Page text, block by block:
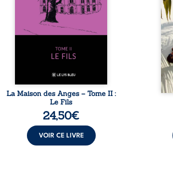
redoute les visites, le passé
encombrant d’Anatole-
Eustache, la malédiction
familiale, mais aussi la toute-
puissance de Gauthier. Mais
comment dompter cet enfant
avant qu’il ...
La Maison des Anges – Tome II :
Le Fils
24,50€
VOIR CE LIVRE
eux,